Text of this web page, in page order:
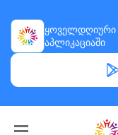
ყოველდღიური
აპლიკაციაში